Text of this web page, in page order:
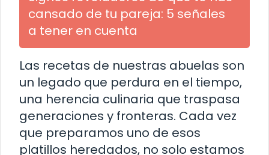
cansado de tu pareja: 5 señales
a tener en cuenta
Las recetas de nuestras abuelas son
un legado que perdura en el tiempo,
una herencia culinaria que traspasa
generaciones y fronteras. Cada vez
que preparamos uno de esos
platillos heredados, no solo estamos